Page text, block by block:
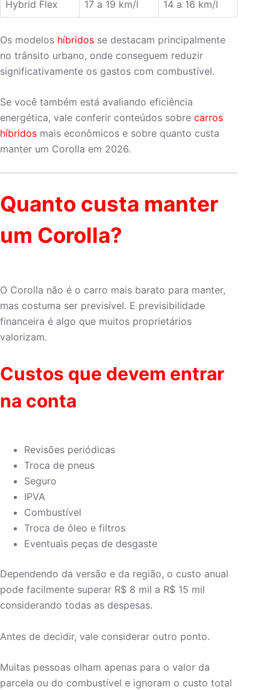
Hybrid Flex 17 a 19 km/l 14 a 16 km/l
Os modelos híbridos se destacam principalmente
no trânsito urbano, onde conseguem reduzir
significativamente os gastos com combustível.
Se você também está avaliando eficiência
energética, vale conferir conteúdos sobre carros
híbridos mais econômicos e sobre quanto custa
manter um Corolla em 2026.
Quanto custa manter
um Corolla?
O Corolla não é o carro mais barato para manter,
mas costuma ser previsível. E previsibilidade
financeira é algo que muitos proprietários
valorizam.
Custos que devem entrar
na conta
Revisões periódicas
Troca de pneus
Seguro
IPVA
Combustível
Troca de óleo e filtros
Eventuais peças de desgaste
Dependendo da versão e da região, o custo anual
pode facilmente superar R$ 8 mil a R$ 15 mil
considerando todas as despesas.
Antes de decidir, vale considerar outro ponto.
Muitas pessoas olham apenas para o valor da
parcela ou do combustível e ignoram o custo total